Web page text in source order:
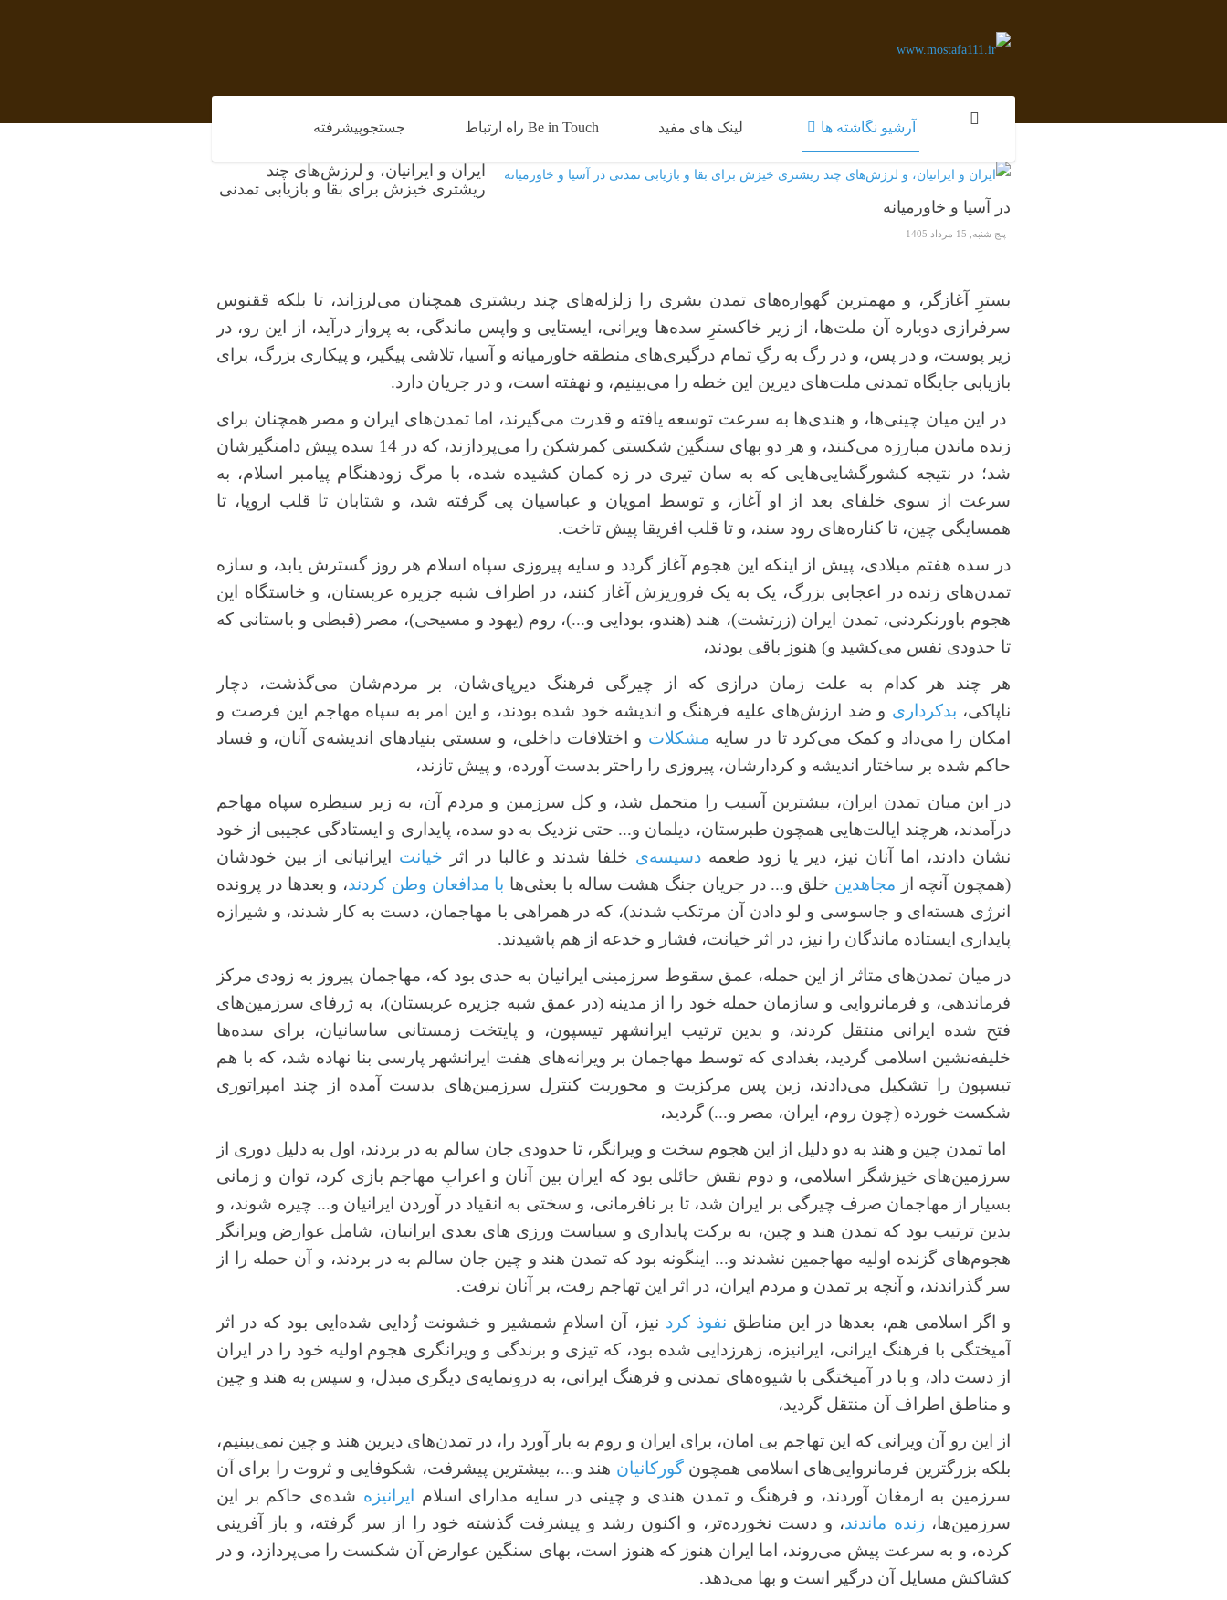
آرشیو نگاشته ها لینک های مفید Be in Touch راه ارتباط جستجوپیشرفته
ایران و ایرانیان، و لرزش‌های چند
ریشتری خیزش برای بقا و بازیابی تمدنی
در آسیا و خاورمیانه
پنج شنبه, 15 مرداد 1405
بسترِ آغازگر، و مهمترین گهواره‌های تمدن بشری را زلزله‌های چند ریشتری همچنان می‌لرزاند، تا بلکه ققنوس
سرفرازی دوباره آن ملت‌ها، از زیر خاکسترِ سده‌ها ویرانی، ایستایی و واپس ماندگی، به پرواز درآید، از این رو، در
زیر پوست، و در پس، و در رگ به رگِ تمام درگیری‌های منطقه خاورمیانه و آسیا، تلاشی پیگیر، و پیکاری بزرگ، برای
بازیابی جایگاه تمدنی ملت‌های دیرین این خطه را می‌بینیم، و نهفته است، و در جریان دارد.
در این میان چینی‌ها، و هندی‌ها به سرعت توسعه یافته و قدرت می‌گیرند، اما تمدن‌های ایران و مصر همچنان برای
زنده ماندن مبارزه می‌کنند، و هر دو بهای سنگین شکستی کمرشکن را می‌پردازند، که در 14 سده پیش دامنگیرشان
شد؛ در نتیجه کشورگشایی‌هایی که به سان تیری در زه کمان کشیده شده، با مرگ زودهنگام پیامبر اسلام، به
سرعت از سوی خلفای بعد از او آغاز، و توسط امویان و عباسیان پی گرفته شد، و شتابان تا قلب اروپا، تا
همسایگی چین، تا کناره‌های رود سند، و تا قلب افریقا پیش تاخت.
در سده هفتم میلادی، پیش از اینکه این هجوم آغاز گردد و سایه پیروزی سپاه اسلام هر روز گسترش ‌یابد، و سازه‌
تمدن‌های زنده در اعجابی بزرگ، یک به یک فروریزش آغاز کنند، در اطراف شبه جزیره عربستان، و خاستگاه این
هجوم باورنکردنی، تمدن ایران (زرتشت)، هند (هندو، بودایی و...)، روم (یهود و مسیحی)، مصر (قبطی و باستانی که
تا حدودی نفس می‌کشید و) هنوز باقی بودند،
هر چند هر کدام به علت زمان درازی که از چیرگی فرهنگ دیرپای‌شان، بر مردم‌شان می‌گذشت، دچار
ناپاکی، بدکرداری و ضد ارزش‌های علیه فرهنگ و اندیشه خود شده بودند، و این امر به سپاه مهاجم این فرصت و
امکان را می‌داد و کمک می‌کرد تا در سایه مشکلات و اختلافات داخلی، و سستی بنیادهای اندیشه‌ی آنان، و فساد
حاکم شده بر ساختار اندیشه و کردارشان، پیروزی را راحتر بدست آورده، و پیش تازند،
در این میان تمدن ایران، بیشترین آسیب را متحمل شد، و کل سرزمین و مردم آن، به زیر سیطره سپاه مهاجم
درآمدند، هرچند ایالت‌هایی همچون طبرستان، دیلمان و... حتی نزدیک به دو سده، پایداری و ایستادگی عجیبی از خود
نشان دادند، اما آنان نیز، دیر یا زود طعمه دسیسه‌‎ی خلفا شدند و غالبا در اثر خیانت ایرانیانی از بین خودشان
(همچون آنچه از مجاهدین خلق و... در جریان جنگ هشت ساله با بعثی‌ها با مدافعان وطن کردند، و بعدها در پرونده
انرژی هسته‌ای و جاسوسی و لو دادن آن مرتکب شدند)، که در همراهی با مهاجمان، دست به کار شدند، و شیرازه
پایداری ایستاده ماندگان را نیز، در اثر خیانت، فشار و خدعه از هم پاشیدند.
در میان تمدن‌های متاثر از این حمله، عمق سقوط سرزمینی ایرانیان به حدی بود که، مهاجمان پیروز به زودی مرکز
فرماندهی، و فرمانروایی و سازمان حمله خود را از مدینه (در عمق شبه جزیره عربستان)، به ژرفای سرزمین‌های
فتح شده ایرانی منتقل کردند، و بدین ترتیب ایرانشهر تیسپون، و پایتخت زمستانی ساسانیان، برای سده‌ها
خلیفه‌نشین اسلامی گردید، بغدادی که توسط مهاجمان بر ویرانه‌های هفت ایرانشهر پارسی بنا نهاده شد، که با هم
تیسپون را تشکیل می‌دادند، زین پس مرکزیت و محوریت کنترل سرزمین‌های بدست آمده از چند امپراتوری
شکست خورده (چون روم، ایران، مصر و...) گردید،
اما تمدن چین و هند به دو دلیل از این هجوم سخت و ویرانگر، تا حدودی جان سالم به در بردند، اول به دلیل دوری از
سرزمین‌های خیزشگر اسلامی، و دوم نقش حائلی بود که ایران بین آنان و اعرابِ مهاجم بازی کرد، توان و زمانی
بسیار از مهاجمان صرف چیرگی بر ایران شد، تا بر نافرمانی، و سختی به انقیاد در آوردن ایرانیان و... چیره شوند، و
بدین ترتیب بود که تمدن هند و چین، به برکت پایداری و سیاست ورزی های بعدی ایرانیان، شامل عوارض ویرانگر
هجوم‌های گزنده اولیه مهاجمین نشدند و... اینگونه بود که تمدن هند و چین جان سالم به در بردند، و آن حمله را از
سر گذراندند، و آنچه بر تمدن و مردم ایران، در اثر این تهاجم رفت، بر آنان نرفت.
و اگر اسلامی هم، بعدها در این مناطق نفوذ کرد نیز، آن اسلامِ شمشیر و خشونت زُدایی شده‌ایی بود که در اثر
آمیختگی با فرهنگ ایرانی، ایرانیزه، زهرزدایی شده بود، که تیزی و برندگی و ویرانگری هجوم اولیه خود را در ایران
از دست داد، و با در آمیختگی با شیوه‌های تمدنی و فرهنگ ایرانی، به درونمایه‌ی دیگری مبدل، و سپس به هند و چین
و مناطق اطراف آن منتقل گردید،
از این رو آن ویرانی که این تهاجم بی امان، برای ایران و روم به بار آورد را، در تمدن‌های دیرین هند و چین نمی‌بینیم،
بلکه بزرگترین فرمانروایی‌های اسلامی همچونگورکانیان هند و...، بیشترین پیشرفت، شکوفایی و ثروت را برای آن
سرزمین به ارمغان آوردند، و فرهنگ و تمدن هندی و چینی در سایه مدارای اسلام
ایرانیزه شده‌ی حاکم بر این
سرزمین‌ها، زنده ماندند، و دست نخورده‌تر، و اکنون رشد و پیشرفت گذشته خود را از سر گرفته، و باز آفرینی
کرده، و به سرعت پیش می‌روند، اما ایران هنوز که هنوز است، بهای سنگین عوارض آن شکست را می‌پردازد، و در
کشاکش مسایل آن درگیر است و بها می‌دهد.